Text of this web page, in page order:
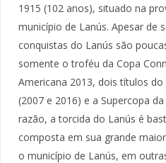
1915 (102 anos), situado na
município de Lanús. Apesar de
conquistas do Lanús são
somente o troféu da Copa
Americana 2013, dois títulos
(2007 e 2016) e a Supercopa
razão, a torcida do Lanús é
composta em sua grande
o município de Lanús, em